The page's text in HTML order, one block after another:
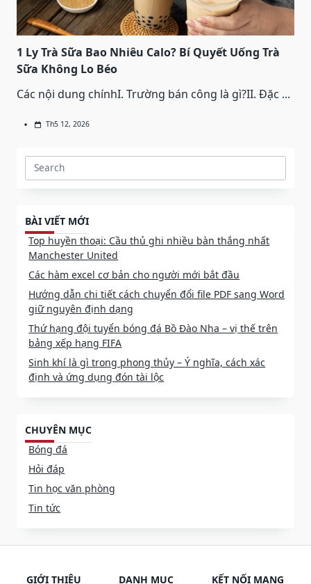
1 Ly Trà Sữa Bao Nhiêu Calo? Bí Quyết Uống Trà
Sữa Không Lo Béo
Các nội dung chínhI. Trường bán công là gì?II. Đặc ...
Th5 12, 2026
Search
BÀI VIẾT MỚI
Top huyền thoại: Cầu thủ ghi nhiều bàn thắng nhất
Manchester United
Các hàm excel cơ bản cho người mới bắt đầu
Hướng dẫn chi tiết cách chuyển đổi file PDF sang Word
giữ nguyên định dạng
Thứ hạng đội tuyển bóng đá Bồ Đào Nha – vị thế trên
bảng xếp hạng FIFA
Sinh khí là gì trong phong thủy – Ý nghĩa, cách xác
định và ứng dụng đón tài lộc
CHUYÊN MỤC
Bóng đá
Hỏi đáp
Tin học văn phòng
Tin tức
GIỚI THIỆU DANH MỤC
KẾT NỐI MẠNG